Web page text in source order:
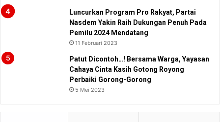
Luncurkan Program Pro Rakyat, Partai
Nasdem Yakin Raih Dukungan Penuh Pada
Pemilu 2024 Mendatang
11 Februari 2023
Patut Dicontoh…! Bersama Warga, Yayasan
Cahaya Cinta Kasih Gotong Royong
Perbaiki Gorong-Gorong
5 Mei 2023